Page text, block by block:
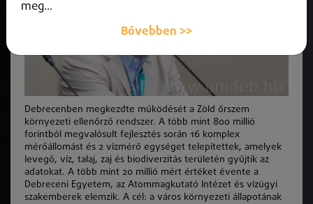
Debrecenben megkezdte működését a Zöld őrszem
környezeti ellenőrző rendszer. A több mint 800 millió
forintból megvalósult fejlesztés során 16 komplex
mérőállomást és 2 vízmérő egységet telepítettek, amelyek
levegő, víz, talaj, zaj és biodiverzitás területén gyűjtik az
adatokat. A több mint 20 millió mért értéket évente a
Debreceni Egyetem, az Atommagkutató Intézet és vízügyi
szakemberek elemzik. A cél: a város környezeti állapotának
meg...
Bővebben >>